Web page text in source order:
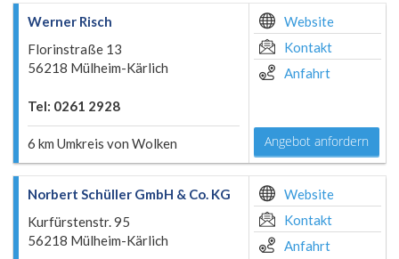
Werner Risch
Florinstraße 13
56218 Mülheim-Kärlich
Tel: 0261 2928
6 km Umkreis von Wolken
Website
Kontakt
Anfahrt
Angebot anfordern
Norbert Schüller GmbH & Co. KG
Kurfürstenstr. 95
56218 Mülheim-Kärlich
Website
Kontakt
Anfahrt